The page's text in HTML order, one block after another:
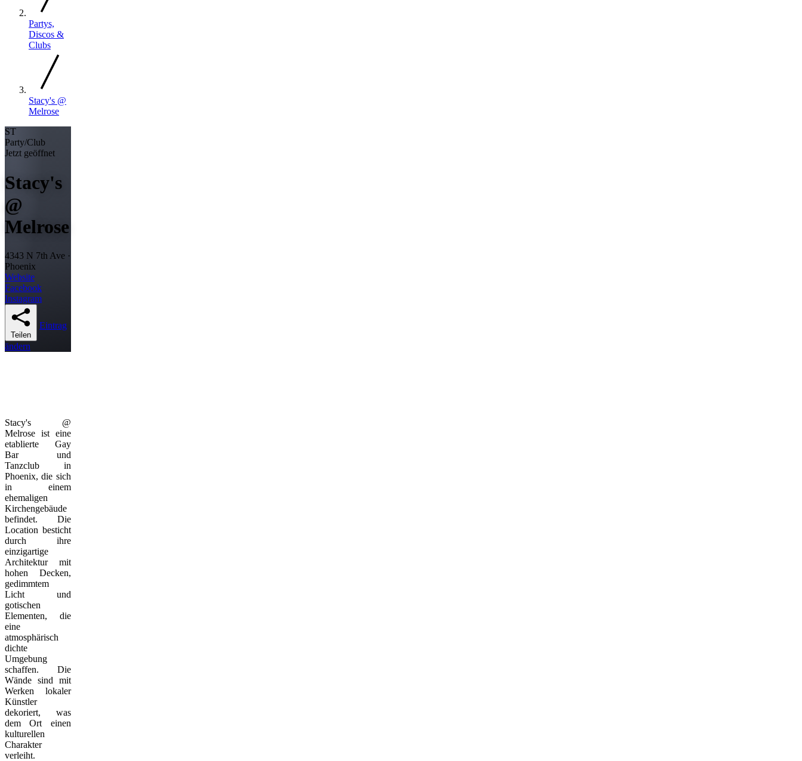
Partys,
Discos &
Clubs
Stacy's @
Melrose
ST
Party/Club
Jetzt geöffnet
Stacy's
@
Melrose
4343 N 7th Ave ·
Phoenix
Website
Facebook
Instagram
Teilen
Eintrag
ändern
Stacy's @
Melrose ist eine
etablierte Gay
Bar und
Tanzclub in
Phoenix, die sich
in einem
ehemaligen
Kirchengebäude
befindet. Die
Location besticht
durch ihre
einzigartige
Architektur mit
hohen Decken,
gedimmtem
Licht und
gotischen
Elementen, die
eine
atmosphärisch
dichte
Umgebung
schaffen. Die
Wände sind mit
Werken lokaler
Künstler
dekoriert, was
dem Ort einen
kulturellen
Charakter
verleiht.